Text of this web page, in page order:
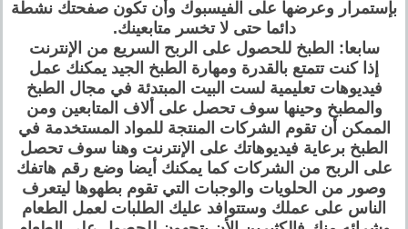
بإستمرار وعرضها على الفيسبوك وأن تكون صفحتك نشطة
دائما حتى لا تخسر متابعينك.
سابعا: الطبخ للحصول على الربح السريع من الإنترنت
إذا كنت تتمتع بالقدرة ومهارة الطبخ الجيد يمكنك عمل
فيديوهات تعليمية لست البيت المبتدئة في مجال الطبخ
والمطبخ وحينها سوف تحصل على ألاف المتابعين ومن
الممكن أن تقوم الشركات المنتجة للمواد المستخدمة في
الطبخ برعاية فيديوهاتك على الإنترنت وهنا سوف تحصل
على الربح من الشركات كما يمكنك أيضا وضع رقم هاتفك
وصور من الحلويات والوجبات التي تقوم بطهوها ليتعرف
الناس على عملك وستتوافد عليك الطلبات لعمل الطعام